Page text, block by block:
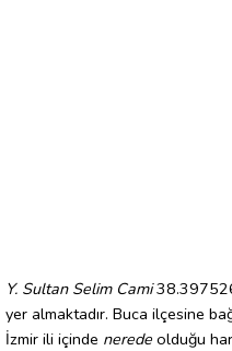
Y. Sultan Selim Cami
yer almaktadır. Buca ilçesine
İzmir ili içinde nerede olduğu